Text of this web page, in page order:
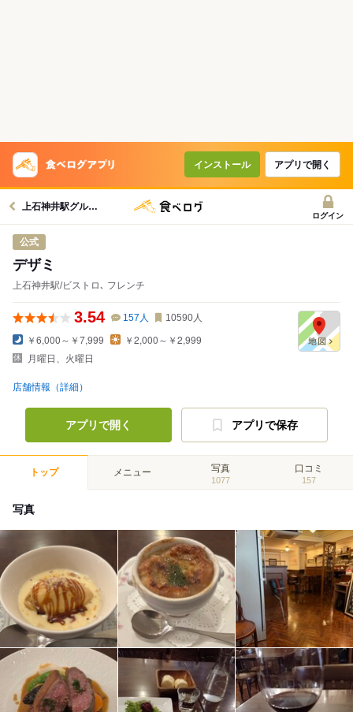
インストール アプリで開く
上石神井駅グルメへ
ログイン
公式
デザミ
上石神井駅/ビストロ､ フレンチ
3.54 157 人 10590人
￥6,000～￥7,999
￥2,000～￥2,999
月曜日、火曜日
店舗情報（詳細）
アプリで開く アプリで保存
トップ メニュー 写真
1077
口コミ
157
写真